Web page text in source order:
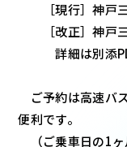
［現行］神戸
［改正］神戸
詳細は別添PDF
ご予約は高速バ
便利です。
（ご乗車日の1ヶ